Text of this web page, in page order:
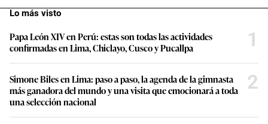
Lo más visto
Papa León XIV en Perú: estas son todas las actividades
confirmadas en Lima, Chiclayo, Cusco y Pucallpa
1
Simone Biles en Lima: paso a paso, la agenda de la gimnasta
más ganadora del mundo y una visita que emocionará a toda
una selección nacional
2